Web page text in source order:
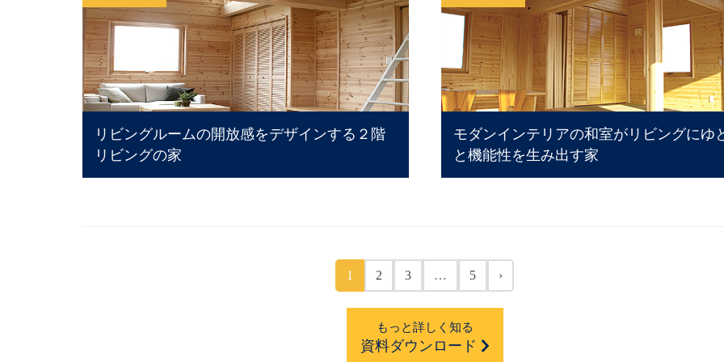
リビングルームの開放感をデザインする２階
リビングの家
モダンインテリアの和室がリビングにゆ
と機能性を生み出す家
1 2 3 … 5 ›
もっと詳しく知る
資料ダウンロード